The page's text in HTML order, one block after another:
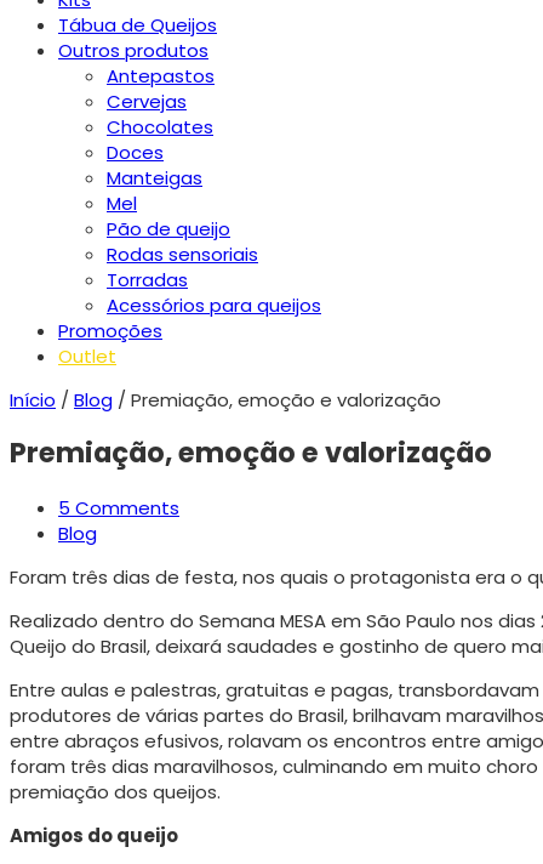
Tábua de Queijos
Outros produtos
Antepastos
Cervejas
Chocolates
Doces
Manteigas
Mel
Pão de queijo
Rodas sensoriais
Torradas
Acessórios para queijos
Promoções
Outlet
Início /Blog / Premiação, emoção e valorização
Premiação, emoção e valorização
5 Comments
Blog
Foram três dias de festa, nos quais o protagonista era o
Realizado dentro do Semana MESA em São Paulo nos
Queijo do Brasil, deixará saudades e gostinho de quero
Entre aulas e palestras, gratuitas e pagas,
produtores de várias partes do Brasil, brilhavam
entre abraços efusivos, rolavam os encontros entre
foram três dias maravilhosos, culminando em muito
premiação dos queijos.
Amigos do queijo